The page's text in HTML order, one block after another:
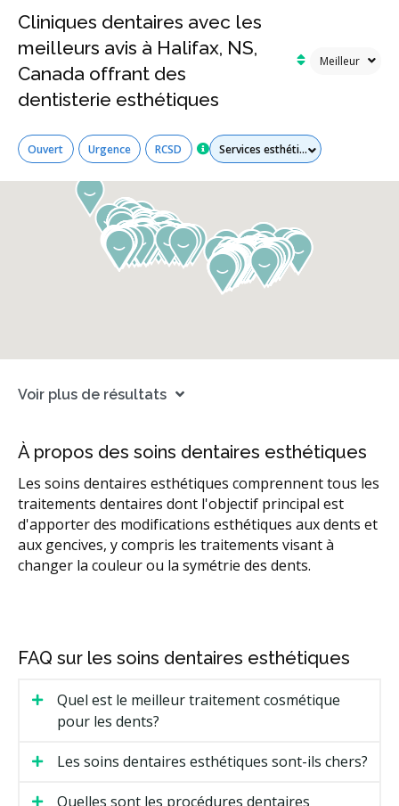
Cliniques dentaires avec les
meilleurs avis à Halifax, NS,
Canada offrant des
dentisterie esthétiques
Ouvert Urgence RCSD Tous les services
Voir plus de résultats
À propos des soins dentaires esthétiques
Les soins dentaires esthétiques comprennent tous les
traitements dentaires dont l'objectif principal est
d'apporter des modifications esthétiques aux dents et
aux gencives, y compris les traitements visant à
changer la couleur ou la symétrie des dents.
FAQ sur les soins dentaires esthétiques
Quel est le meilleur traitement cosmétique
pour les dents?
Les soins dentaires esthétiques sont-ils chers?
Quelles sont les procédures dentaires